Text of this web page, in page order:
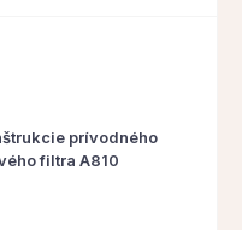
prívodného
filtra A810